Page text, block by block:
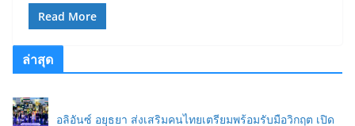
Read More
ล่าสุด
อลิอันซ์ อยุธยา ส่งเสริมคนไทยเตรียมพร้อมรับมือวิกฤต เปิด